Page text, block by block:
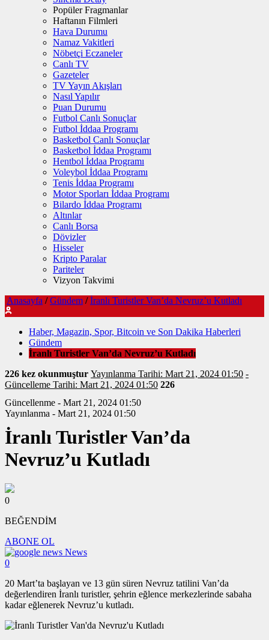
Popüler Fragmanlar
Haftanın Filmleri
Hava Durumu
Namaz Vakitleri
Nöbetçi Eczaneler
Canlı TV
Gazeteler
TV Yayın Akışları
Nasıl Yapılır
Puan Durumu
Futbol Canlı Sonuçlar
Futbol İddaa Programı
Basketbol Canlı Sonuçlar
Basketbol İddaa Programı
Hentbol İddaa Programı
Voleybol İddaa Programı
Tenis İddaa Programı
Motor Sporları İddaa Programı
Bilardo İddaa Programı
Altınlar
Canlı Borsa
Dövizler
Hisseler
Kripto Paralar
Pariteler
Vizyon Takvimi
Anasayfa / Gündem / İranlı Turistler Van’da Nevruz’u Kutladı
Haber, Magazin, Spor, Bitcoin ve Son Dakika Haberleri
Gündem
İranlı Turistler Van’da Nevruz’u Kutladı
226 kez okunmuştur Yayınlanma Tarihi: Mart 21, 2024 01:50 -
Güncelleme Tarihi: Mart 21, 2024 01:50 226
Güncellenme - Mart 21, 2024 01:50
Yayınlanma - Mart 21, 2024 01:50
İranlı Turistler Van’da
Nevruz’u Kutladı
0
BEĞENDİM
ABONE OL
News
0
20 Mart’ta başlayan ve 13 gün süren Nevruz tatilini Van’da
değerlendiren İranlı turistler, şehrin eğlence merkezlerinde sabaha
kadar eğlenerek Nevruz’u kutladı.